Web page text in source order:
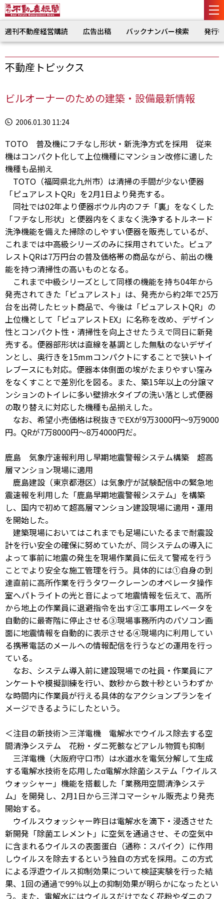
週刊不動産経営購読 広告出稿 バックナンバー検索 発行
不動産トピックス
ビルオーナーのための建築・設備最新情報
2006.01.30 11:24
TOTO 普及機にフチなし形状・新洗浄方式を採用 従来
機はコンパクト化して上位機種にマンション改修に適した
機種も品揃え
TOTO（福岡県北九州市）は清掃の手間が少ない便器
「ピュアレストQR」を2月1日より発売する。
同社では02年より便器ボウル内のフチ「裏」をなくした
「フチなし形状」と便器内をくまなく洗浄するトルネード
洗浄機能を備えた掃除のしやすい便器を販売しているが、
これまでは中高級シリーズのみに採用されていた。ピュア
レストQRは7万円台の普及価格帯の商品ながら、前出の機
能を持つ清掃性の高いものとなる。
これまで中級シリーズとして同様の機能を持ち04年から
発売されてきた「ピュアレスト」は、発売から約2年で25万
台を出荷したヒット商品で、今後は「ピュアレストQR」の
上位機として「ピュアレストEX」に名称を改め、デザイン
性とコンパクト性・清掃性を向上させたうえで同日に新発
売する。便器部形状は直線を基調とした無駄のないデザイ
ンとし、奥行きを15mmコンパクトにすることで狭いトイ
レブースにも対応。便器本体側面の埃がたまりやすい窪み
をなくすことで差別化を図る。また、築15年以上の分譲マ
ンションのトイレに多い壁排水タイプの洗い落とし式便器
の取り替えに対応した機種も品揃えした。
なお、希望小売価格は税抜きでEXが9万3000円～9万9000
円。QRが7万8000円～8万4000円だ。
鹿島 気象庁速報利用し早期地震警報システム構築 超高
層マンション現場に適用
鹿島建設（東京都港区）は気象庁が試験配信中の緊急地
震速報を利用した「鹿島早期地震警報システム」を構築
し、国内で初めて超高層マンション建設現場に適用・運用
を開始した。
建築現場においてはこれまでも足場にいたるまで耐震設
計を行い安全の確保に努めていたが、同システムの導入に
よって事前に地震の発生を現場作業員に伝えて警戒を行う
ことでより安全な施工管理を行う。具体的には①自身の到
達直前に高所作業を行うタワークレーンのオペレータ操作
室へパトライトの光と音によって地震情報を伝えて、高所
から地上の作業員に退避指令を出す②工事用エレベータを
自動的に最寄階に停止させる③現場事務所内のパソコン画
面に地震情報を自動的に表示させる④現場内に利用してい
る携帯電話のメールへの情報配信を行うなどの運用を行っ
ている。
なお、システム導入前に建設現場での社員・作業員にア
ンケートや模擬訓練を行い、数秒から数十秒というわずか
な時間内に作業員が行える具体的なアクションプランをイ
メージできるようにしたという。
＜注目の新技術＞三洋電機 電解水でウイルス除去する空
間清浄システム 花粉・ダニ死骸などアレル物質も抑制
三洋電機（大阪府守口市）は水道水を電気分解して生成
する電解水技術を応用したα電解水除菌システム「ウイルス
ウォッシャー」機能を搭載した「業務用空間清浄システ
ム」を開発し、2月1日から三洋コマーシャル販売より発売
開始する。
ウイルスウォッシャー昨日は電解水を滴下・浸透させた
新開発「除菌エレメント」に空気を通過させ、その空気中
に含まれるウイルスの表面蛋白（通称：スパイク）に作用
しウイルスを除去するという独自の方式を採用。この方式
による浮遊ウイルス抑制効果について検証実験を行った結
果、1回の通過で99％以上の抑制効果が明らかになったとい
う。また、電解水にはウイルスだけでなく花粉やダニのフ